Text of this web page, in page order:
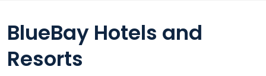
BlueBay Hotels and
Resorts